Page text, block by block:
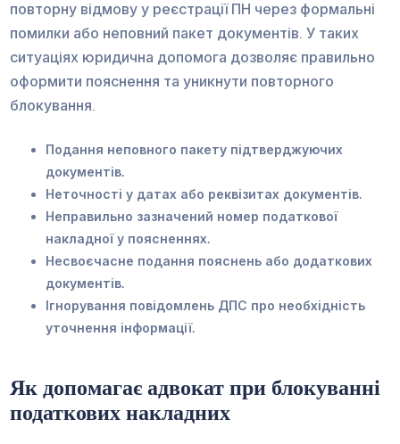
повторну відмову у реєстрації ПН через формальні
помилки або неповний пакет документів. У таких
ситуаціях юридична допомога дозволяє правильно
оформити пояснення та уникнути повторного
блокування.
Подання неповного пакету підтверджуючих
документів.
Неточності у датах або реквізитах документів.
Неправильно зазначений номер податкової
накладної у поясненнях.
Несвоєчасне подання пояснень або додаткових
документів.
Ігнорування повідомлень ДПС про необхідність
уточнення інформації.
Як допомагає адвокат при блокуванні
податкових накладних